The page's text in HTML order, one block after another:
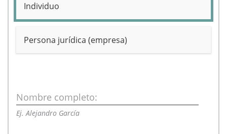
Individuo
Persona jurídica (empresa)
Nombre completo:
Ej. Alejandro García